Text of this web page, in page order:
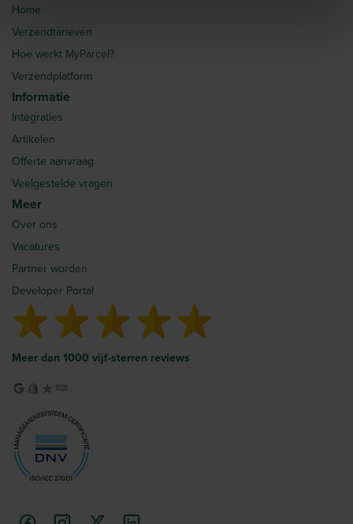
Home
Verzendtarieven
Hoe werkt MyParcel?
Verzendplatform
Informatie
Integraties
Artikelen
Offerte aanvraag
Veelgestelde vragen
Meer
Over ons
Vacatures
Partner worden
Developer Portal
Meer dan 1000 vijf-sterren reviews